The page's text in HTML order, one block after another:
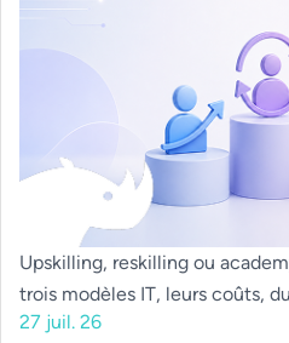
Upskilling, reskilling ou
trois modèles IT, leurs coûts,
27 juil. 26